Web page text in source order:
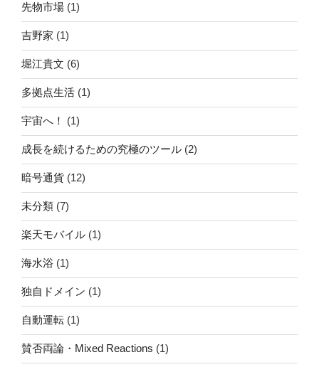
先物市場 (1)
吉野家 (1)
堀江貴文 (6)
多拠点生活 (1)
宇宙へ！ (1)
成長を続けるための究極のツール (2)
暗号通貨 (12)
未分類 (7)
楽天モバイル (1)
海水浴 (1)
独自ドメイン (1)
自動運転 (1)
賛否両論・Mixed Reactions (1)